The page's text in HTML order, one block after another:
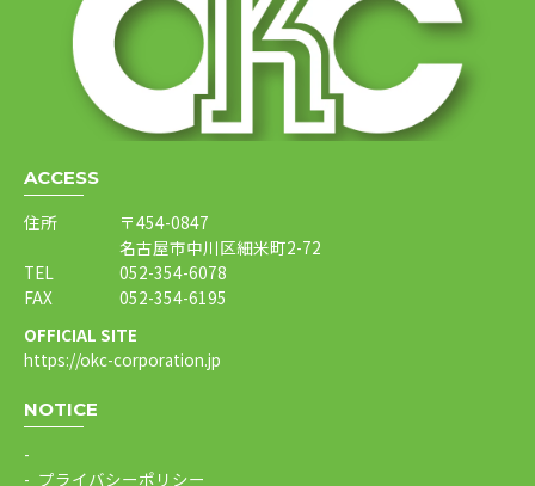
ACCESS
住所
〒454-0847
名古屋市中川区細米町2-72
TEL
052-354-6078
FAX
052-354-6195
OFFICIAL SITE
https://okc-corporation.jp
NOTICE
プライバシーポリシー